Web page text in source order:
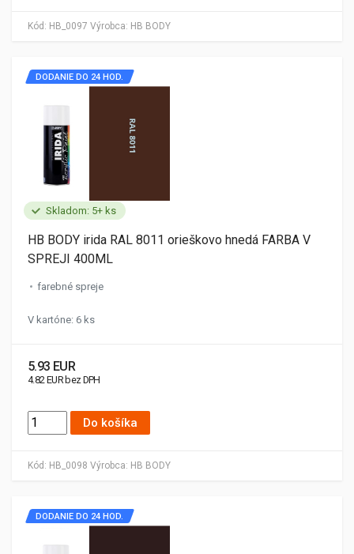
Kód: HB_0097 Výrobca: HB BODY
Skladom: 5+ ks
Kód: HB_0098 Výrobca: HB BODY
DODANIE DO 24 HOD.
HB BODY irida RAL 8011 orieškovo hnedá FARBA V
SPREJI 400ML
farebné spreje
V kartóne: 6 ks
5.93 EUR
4.82 EUR bez DPH
Do košíka
DODANIE DO 24 HOD.